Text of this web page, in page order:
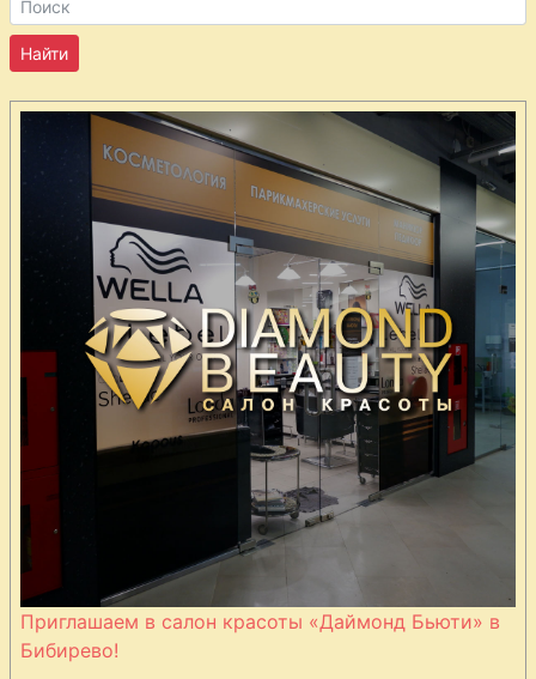
Приглашаем в салон красоты «Даймонд Бьюти» в
Бибирево!